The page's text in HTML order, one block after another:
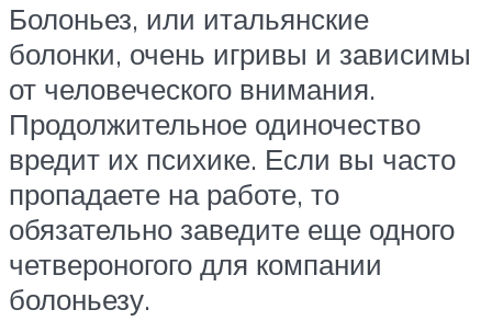
Болоньез, или итальянские
болонки, очень игривы и зависимы
от человеческого внимания.
Продолжительное одиночество
вредит их психике. Если вы часто
пропадаете на работе, то
обязательно заведите еще одного
четвероногого для компании
болоньезу.